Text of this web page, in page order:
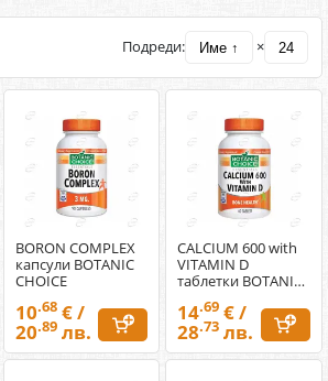
Подреди: Име ↑ × 24
BORON COMPLEX
капсули BOTANIC
CHOICE
10.68€ /
20.89лв.
CALCIUM 600 with
VITAMIN D
таблетки BOTANIC
CHOICE
14.69 € /
28.73 лв.